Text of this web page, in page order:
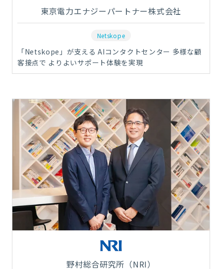
東京電力エナジーパートナー株式会社
Netskope
「Netskope」が支える AIコンタクトセンター 多様な顧
客接点で よりよいサポート体験を実現
野村総合研究所（NRI）